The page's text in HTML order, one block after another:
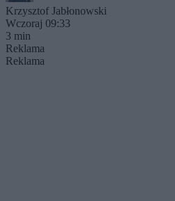
Krzysztof Jabłonowski
Wczoraj 09:33
3 min
Reklama
Reklama